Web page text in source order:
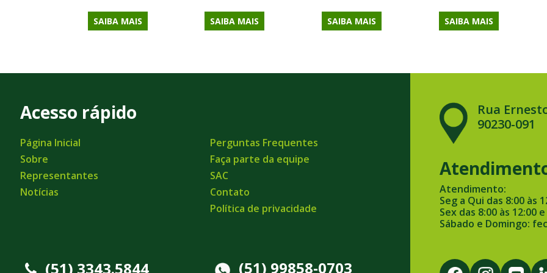
SAIBA MAIS SAIBA MAIS SAIBA MAIS SAIBA MAIS
Acesso rápido
Página Inicial
Sobre
Representantes
Notícias
Perguntas Frequentes
Faça parte da equipe
SAC
Contato
Política de privacidade
(51) 3343.5844 (51) 99858-0703
Rua
90230-091
Atendimento:
Seg a Qui das 8:00 às
Sex das 8:00 às 12:00
Sábado e Domingo: